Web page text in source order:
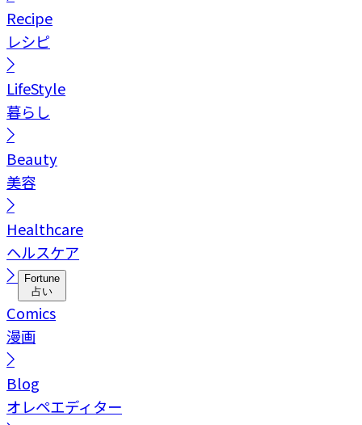
Recipe
レシピ
LifeStyle
暮らし
Beauty
美容
Healthcare
ヘルスケア
Fortune
占い
Comics
漫画
Blog
オレペエディター